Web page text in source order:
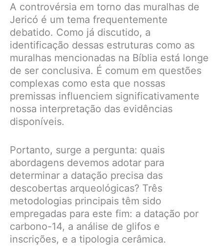
A controvérsia em torno das muralhas de
Jericó é um tema frequentemente
debatido. Como já discutido, a
identificação dessas estruturas como as
muralhas mencionadas na Bíblia está longe
de ser conclusiva. É comum em questões
complexas como esta que nossas
premissas influenciem significativamente
nossa interpretação das evidências
disponíveis.
Portanto, surge a pergunta: quais
abordagens devemos adotar para
determinar a datação precisa das
descobertas arqueológicas? Três
metodologias principais têm sido
empregadas para este fim: a datação por
carbono-14, a análise de glifos e
inscrições, e a tipologia cerâmica.